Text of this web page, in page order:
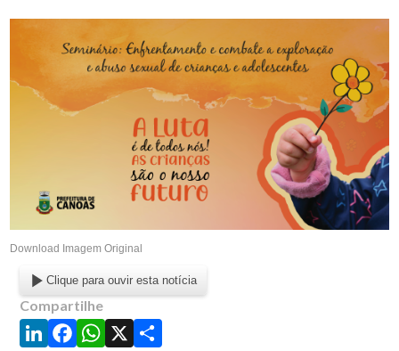
Download Imagem Original
Clique para ouvir esta notícia
Compartilhe
LinkedIn
Facebook
WhatsApp
X Share